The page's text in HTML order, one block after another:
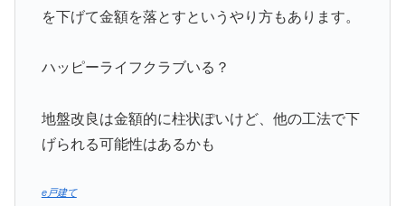
を下げて金額を落とすというやり方もあります。
ハッピーライフクラブいる？
地盤改良は金額的に柱状ぽいけど、他の工法で下
げられる可能性はあるかも
e戸建て